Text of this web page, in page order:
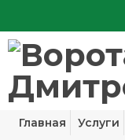
Главная Услуги